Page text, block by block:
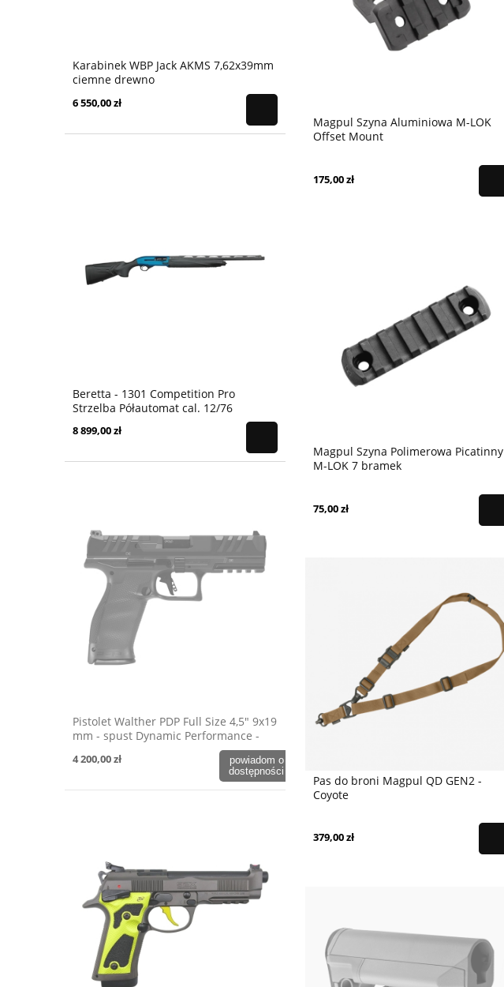
Karabinek WBP Jack AKMS 7,62x39mm
ciemne drewno
6 550,00 zł
Beretta - 1301 Competition Pro
Strzelba Półautomat cal. 12/76
8 899,00 zł
Pistolet Walther PDP Full Size 4,5" 9x19
mm - spust Dynamic Performance -
4 200,00 zł
powiadom o
dostępności
Magpul Szyna Aluminiowa M-LOK
Offset Mount
175,00 zł
Magpul Szyna Polimerowa Picatinny
M-LOK 7 bramek
75,00 zł
Pas do broni Magpul QD GEN2 -
Coyote
379,00 zł